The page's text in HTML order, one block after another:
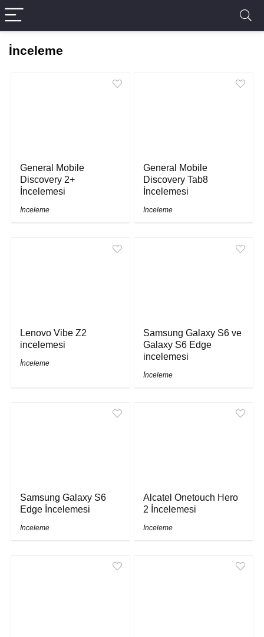
İnceleme
General Mobile
Discovery 2+
İncelemesi
İnceleme
General Mobile
Discovery Tab8
İncelemesi
İnceleme
Lenovo Vibe Z2
incelemesi
İnceleme
Samsung Galaxy S6 ve
Galaxy S6 Edge
incelemesi
İnceleme
Samsung Galaxy S6
Edge İncelemesi
İnceleme
Alcatel Onetouch Hero
2 İncelemesi
İnceleme